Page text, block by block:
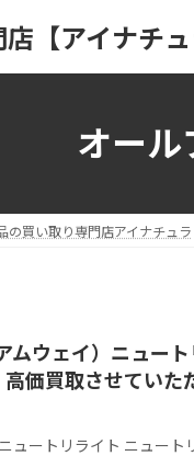
【アイナチュ
オール
の買い取り専門店アイナチュラ
ムウェイ）ニュー
価買取させていた
ュートリライト ニュート